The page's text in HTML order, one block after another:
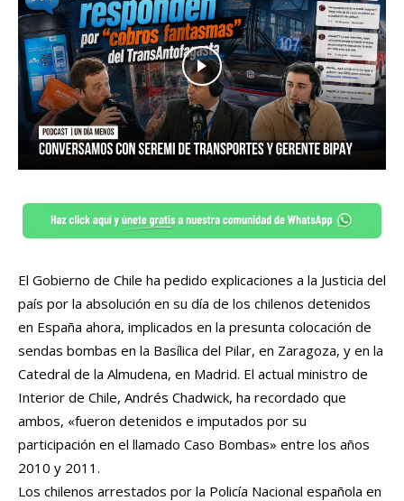
El Gobierno de Chile ha pedido explicaciones a la Justicia del
país por la absolución en su día de los chilenos detenidos
en España ahora, implicados en la presunta colocación de
sendas bombas en la Basílica del Pilar, en Zaragoza, y en la
Catedral de la Almudena, en Madrid. El actual ministro de
Interior de Chile, Andrés Chadwick, ha recordado que
ambos, «fueron detenidos e imputados por su
participación en el llamado Caso Bombas» entre los años
2010 y 2011.
Los chilenos arrestados por la Policía Nacional española en